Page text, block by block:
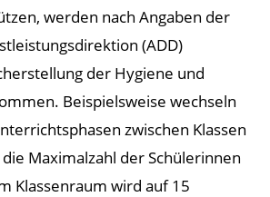
werden nach Angaben der
(ADD)
der Hygiene und
Beispielsweise wechseln
zwischen Klassen
Maximalzahl der Schülerinnen
Klassenraum wird auf 15